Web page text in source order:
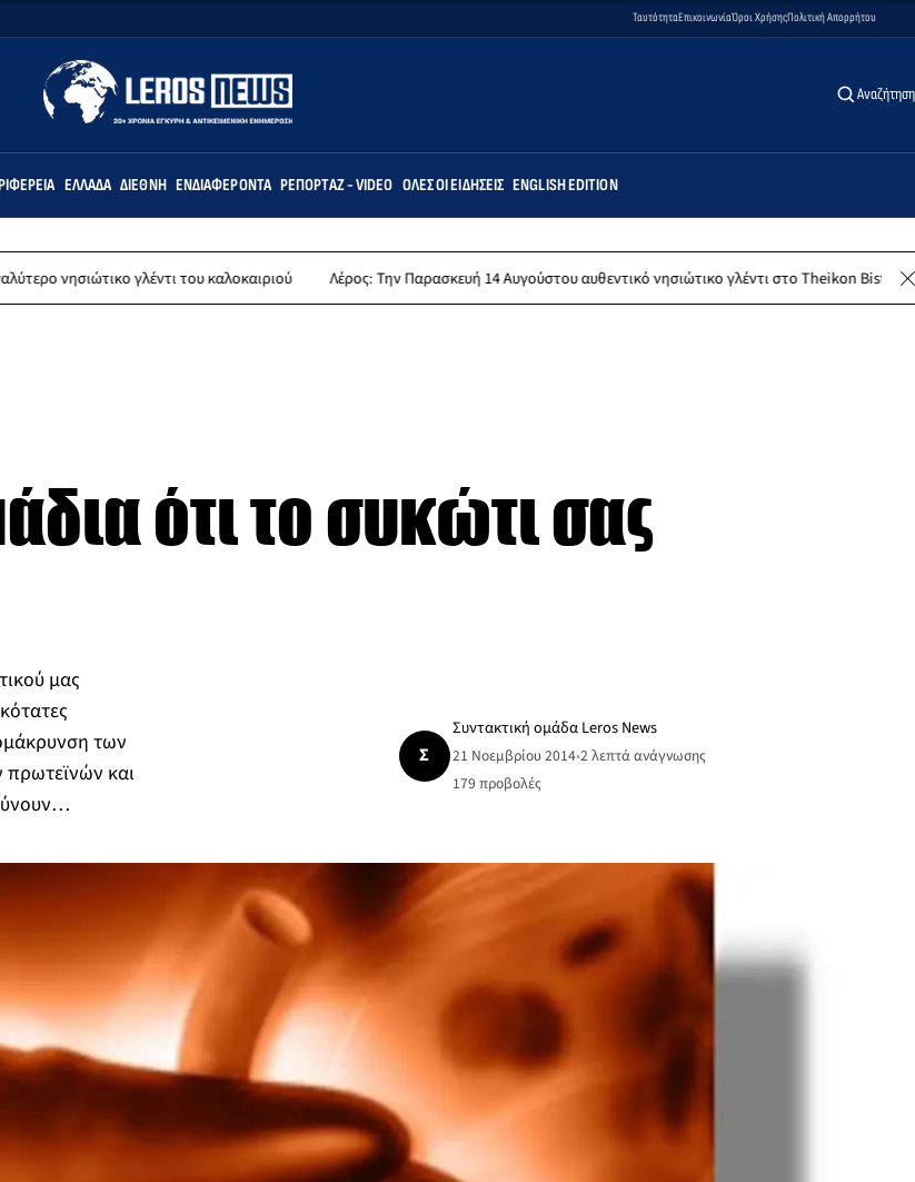
ΤαυτότηταΕπικοινωνίαΌροι ΧρήσηςΠολιτική Απορρήτου
Αναζήτηση
ΕΛΛΆΔΑ ΔΙΕΘΝΉ ΕΝΔΙΑΦΈΡΟΝΤΑ ΡΕΠΟΡΤΆΖ - VIDEO ΌΛΕΣ ΟΙ ΕΙΔΉΣΕΙΣ ENGLISH EDITION
γλέντι του καλοκαιριού Λέρος: Την Παρασκευή 14 Αυγούστου αυθεντικό νησιώτικο γλέντι στο Theikon Bistro Restaurant!
ότι το συκώτι σας
μας
των
και
Σ
Συντακτική ομάδα Leros News
21 Νοεμβρίου 2014•2 λεπτά ανάγνωσης
179 προβολές